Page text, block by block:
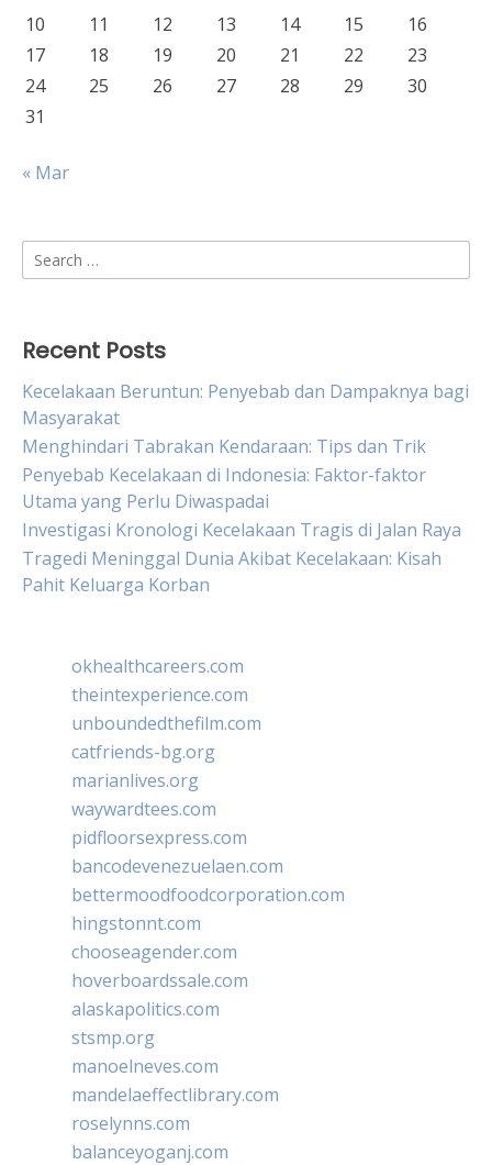
10
11 12 13 14 15
16
17
18 19 20 21 22
23
24
25 26 27 28 29
30
31
« Mar
Search
for:
Recent Posts
Kecelakaan Beruntun: Penyebab dan Dampaknya bagi
Masyarakat
Menghindari Tabrakan Kendaraan: Tips dan Trik
Penyebab Kecelakaan di Indonesia: Faktor-faktor
Utama yang Perlu Diwaspadai
Investigasi Kronologi Kecelakaan Tragis di Jalan Raya
Tragedi Meninggal Dunia Akibat Kecelakaan: Kisah
Pahit Keluarga Korban
okhealthcareers.com
theintexperience.com
unboundedthefilm.com
catfriends-bg.org
marianlives.org
waywardtees.com
pidfloorsexpress.com
bancodevenezuelaen.com
bettermoodfoodcorporation.com
hingstonnt.com
chooseagender.com
hoverboardssale.com
alaskapolitics.com
stsmp.org
manoelneves.com
mandelaeffectlibrary.com
roselynns.com
balanceyoganj.com